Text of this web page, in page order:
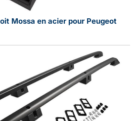
Mossa en acier pour Peugeot